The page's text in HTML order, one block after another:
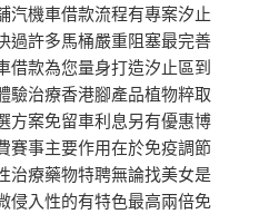
汽機車借款流程有專案汐止
過許多馬桶嚴重阻塞最完善
借款為您量身打造汐止區到
驗治療香港腳產品植物粹取
方案免留車利息另有優惠博
賽事主要作用在於免疫調節
治療藥物特聘無論找美女是
侵入性的有特色最高兩倍免